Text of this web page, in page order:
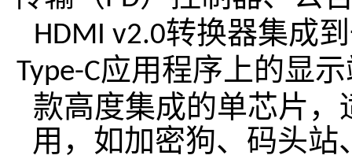
HDMI v2.0转换器集成
Type-C应用程序上的显
款高度集成的单芯片
用，如加密狗、码头站